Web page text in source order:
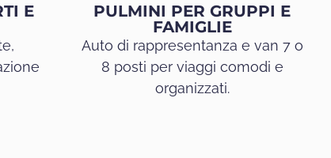
E
PULMINI PER GRUPPI E
FAMIGLIE
Auto di rappresentanza e van 7 o
8 posti per viaggi comodi e
organizzati.